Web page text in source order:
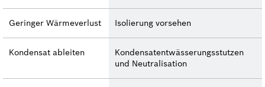
Geringer Wärmeverlust Isolierung vorsehen
Kondensat ableiten
Kondensatentwässerungsstutzen
und Neutralisation